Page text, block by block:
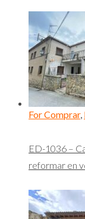
For Comprar,
ED-1036 –
reformar en